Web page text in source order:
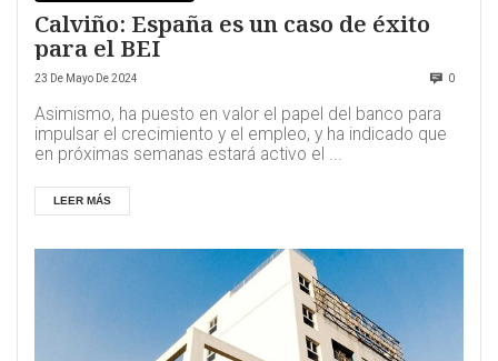
Calviño: España es un caso de éxito
para el BEI
23 De Mayo De 2024 0
Asimismo, ha puesto en valor el papel del banco para
impulsar el crecimiento y el empleo, y ha indicado que
en próximas semanas estará activo el ...
LEER MÁS